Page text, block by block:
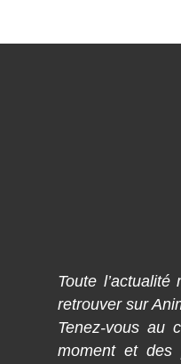
Toute
retrouver sur
Tenez-vous au
moment et des